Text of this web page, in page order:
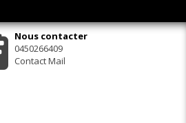
Nous contacter
0450266409
Contact Mail